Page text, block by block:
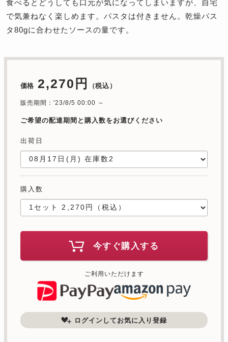
食べるとどうしても口元が気になってしまいますが、自宅
で気兼ねなく楽しめます。パスタは付きません。乾燥パス
タ80gに合わせたソースの量です。
価格 2,270円 （税込）
販売期間：'23/8/5 00:00 ～
ご希望の配達期間と購入数をお選びください
出荷日
購入数
今すぐ購入する
ご利用いただけます
ログインしてお気に入り登録